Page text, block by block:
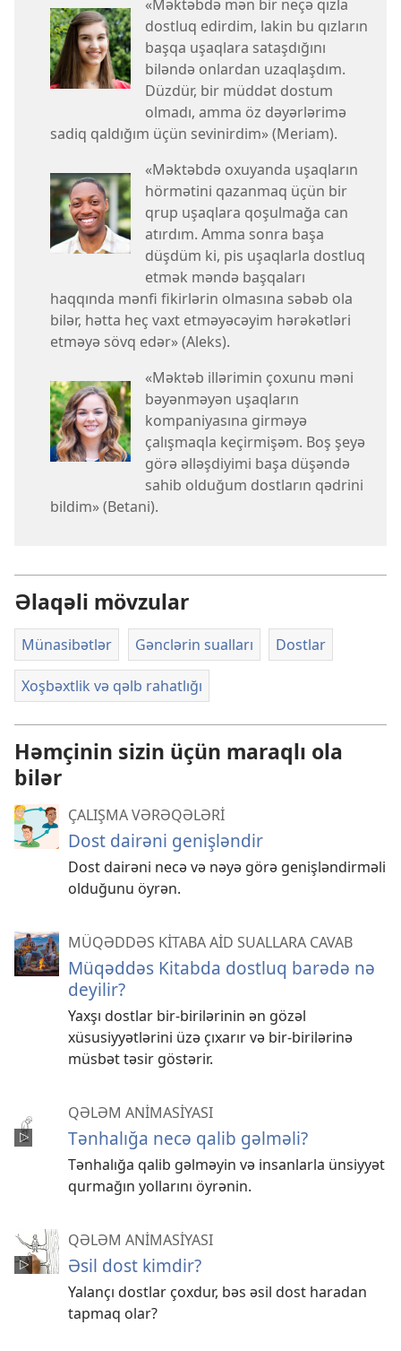
«Məktəbdə mən bir neçə qızla
dostluq edirdim, lakin bu qızların
başqa uşaqlara sataşdığını
biləndə onlardan uzaqlaşdım.
Düzdür, bir müddət dostum
olmadı, amma öz dəyərlərimə
sadiq qaldığım üçün sevinirdim» (Meriam).
«Məktəbdə oxuyanda uşaqların
hörmətini qazanmaq üçün bir
qrup uşaqlara qoşulmağa can
atırdım. Amma sonra başa
düşdüm ki, pis uşaqlarla dostluq
etmək məndə başqaları
haqqında mənfi fikirlərin olmasına səbəb ola
bilər, hətta heç vaxt etməyəcəyim hərəkətləri
etməyə sövq edər» (Aleks).
«Məktəb illərimin çoxunu məni
bəyənməyən uşaqların
kompaniyasına girməyə
çalışmaqla keçirmişəm. Boş şeyə
görə əlləşdiyimi başa düşəndə
sahib olduğum dostların qədrini
bildim» (Betani).
Əlaqəli mövzular
Münasibətlər Gənclərin sualları Dostlar
Xoşbəxtlik və qəlb rahatlığı
Həmçinin sizin üçün maraqlı ola
bilər
ÇALIŞMA VƏRƏQƏLƏRİ
Dost dairəni genişləndir
Dost dairəni necə və nəyə görə genişləndirməli
olduğunu öyrən.
MÜQƏDDƏS KİTABA AİD SUALLARA CAVAB
Müqəddəs Kitabda dostluq barədə nə
deyilir?
Yaxşı dostlar bir-birilərinin ən gözəl
xüsusiyyətlərini üzə çıxarır və bir-birilərinə
müsbət təsir göstərir.
QƏLƏM ANİMASİYASI
Tənhalığa necə qalib gəlməli?
Tənhalığa qalib gəlməyin və insanlarla ünsiyyət
qurmağın yollarını öyrənin.
QƏLƏM ANİMASİYASI
Əsil dost kimdir?
Yalançı dostlar çoxdur, bəs əsil dost haradan
tapmaq olar?